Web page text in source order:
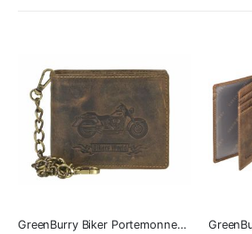
GreenBurry Biker Portemonnee met Ketting - Vintage motorfiets